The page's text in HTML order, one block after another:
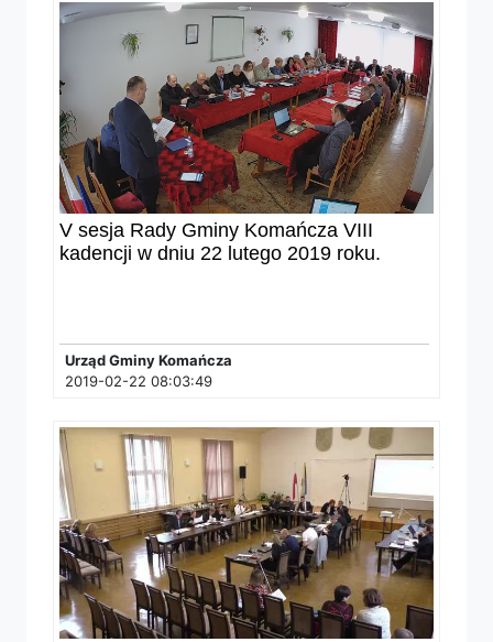
V sesja Rady Gminy Komańcza VIII
kadencji w dniu 22 lutego 2019 roku.
Urząd Gminy Komańcza
2019-02-22 08:03:49